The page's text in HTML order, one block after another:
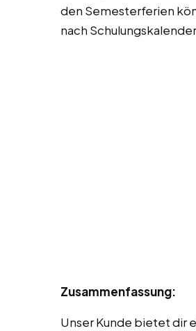
den Semesterferien
nach
Zusammenfassung:
Unser Kunde bietet dir